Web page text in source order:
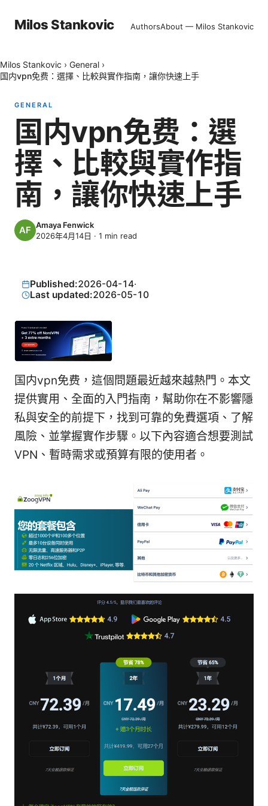
Milos Stankovic AuthorsAbout — Milos Stankovic
Milos Stankovic › General ›
国内vpn免费：選擇、比較與實作指南，讓你快速上手
GENERAL
国内vpn免费：選
擇、比較與實作指
南，讓你快速上手
Amaya Fenwick
2026年4月14日 · 1 min read
Published:2026-04-14·
Last updated:2026-05-10
国内vpn免费，這個問題最近越來越熱門。本文
提供實用、全面的入門指南，幫助你在不影響隱
私與安全的前提下，找到可靠的免費選項、了解
風險、並掌握實作步驟。以下內容適合想要測試
VPN、暫時需求或預算有限的使用者。